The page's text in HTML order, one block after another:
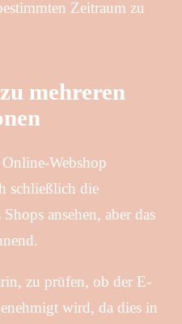
Zeitraum zu
mehreren
Webshop
schließlich die
ansehen, aber das
zu prüfen, ob der E-
wird, da dies in